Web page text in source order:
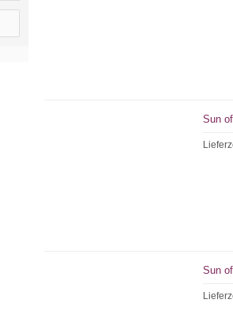
Sun
Sun